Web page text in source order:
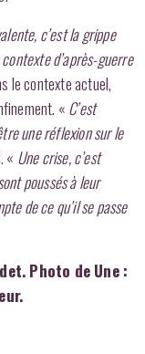
c’est la grippe
d’après-guerre
le contexte actuel,
« C’est
une réflexion sur le
« Une crise, c’est
poussés à leur
de ce qu’il se passe
Photo de Une :